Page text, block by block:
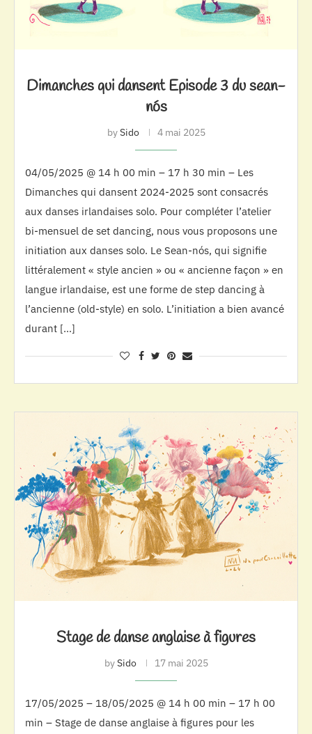
Dimanches qui dansent Episode 3 du sean-
nós
bySido 4 mai 2025
04/05/2025 @ 14 h 00 min – 17 h 30 min – Les
Dimanches qui dansent 2024-2025 sont consacrés
aux danses irlandaises solo. Pour compléter l’atelier
bi-mensuel de set dancing, nous vous proposons une
initiation aux danses solo. Le Sean-nós, qui signifie
littéralement « style ancien » ou « ancienne façon » en
langue irlandaise, est une forme de step dancing à
l’ancienne (old-style) en solo. L’initiation a bien avancé
durant […]
Stage de danse anglaise à figures
bySido 17 mai 2025
17/05/2025 – 18/05/2025 @ 14 h 00 min – 17 h 00
min – Stage de danse anglaise à figures pour les